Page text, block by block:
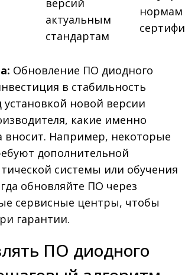
версий
актуальным
стандартам
нормам
Обновление ПО диодного
в стабильность
установкой новой версии
какие именно
вносит. Например, некоторые
дополнительной
системы или обучения
обновляйте ПО через
сервисные центры, чтобы
гарантии.
ПО диодного